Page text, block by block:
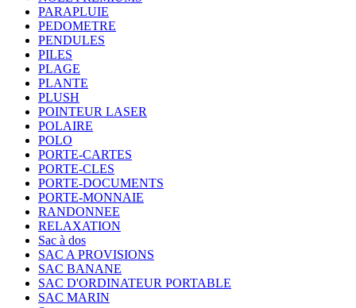
PARAPLUIE
PEDOMETRE
PENDULES
PILES
PLAGE
PLANTE
PLUSH
POINTEUR LASER
POLAIRE
POLO
PORTE-CARTES
PORTE-CLES
PORTE-DOCUMENTS
PORTE-MONNAIE
RANDONNEE
RELAXATION
Sac à dos
SAC A PROVISIONS
SAC BANANE
SAC D'ORDINATEUR PORTABLE
SAC MARIN